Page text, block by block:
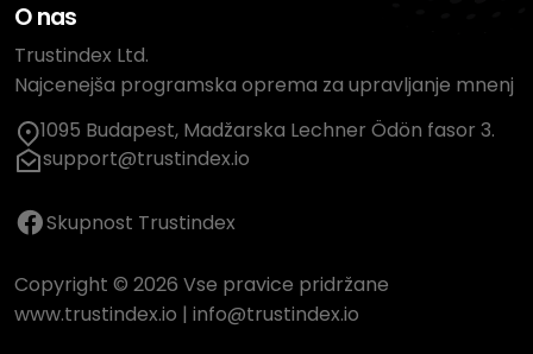
O nas
Trustindex Ltd.
Najcenejša programska oprema za upravljanje mnenj
1095 Budapest, Madžarska Lechner Ödön fasor 3.
support@trustindex.io
Skupnost Trustindex
Copyright © 2026 Vse pravice pridržane
www.trustindex.io | info@trustindex.io